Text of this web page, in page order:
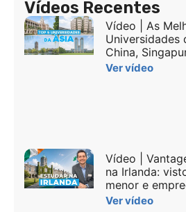
Vídeos Recentes
Vídeo | As
Universidades
China,
Ver vídeo
Vídeo |
na Irlanda:
menor e
Ver vídeo